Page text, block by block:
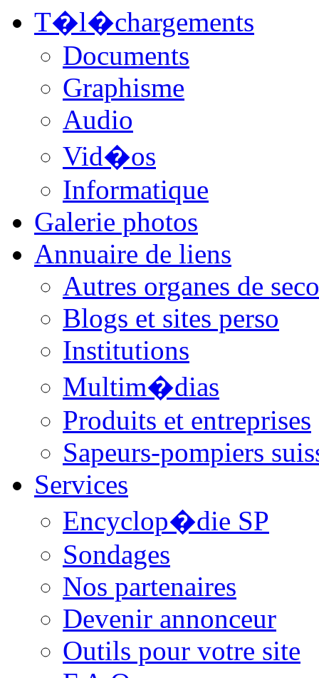
T�l�chargements
Documents
Graphisme
Audio
Vid�os
Informatique
Galerie photos
Annuaire de liens
Autres organes de
Blogs et sites perso
Institutions
Multim�dias
Produits et entreprises
Sapeurs-pompiers
Services
Encyclop�die SP
Sondages
Nos partenaires
Devenir annonceur
Outils pour votre site